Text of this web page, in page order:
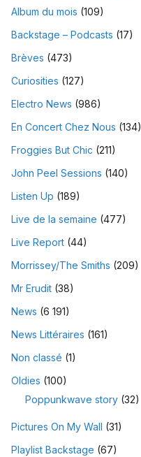
Album du mois (109)
Backstage – Podcasts (17)
Brèves (473)
Curiosities (127)
Electro News (986)
En Concert Chez Nous (134)
Froggies But Chic (211)
John Peel Sessions (140)
Listen Up (189)
Live de la semaine (477)
Live Report (44)
Morrissey/The Smiths (209)
Mr Erudit (38)
News (6 191)
News Littéraires (161)
Non classé (1)
Oldies (100)
Poppunkwave story (32)
Pictures On My Wall
(31)
Playlist Backstage (67)